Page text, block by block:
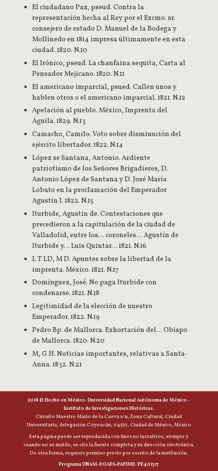
El ciudadano Paz, pseud. Contra la
representación hecha al Rey por el Excmo. sr.
consejero de estado D. Manuel de la Bodega y
Mollinedo en 1814 impresa últimamente en esta
ciudad. 1820. N.10
El Irónico, pseud. La chanfaina sequita, Carta al
Pensador Mejicano. 1820. N.11
El americano imparcial, psued. Callen unos y
hablen otros o el americano imparcial. 1821. N.12
Apelación al pueblo. México, Imprenta del
Águila. 1829. N.13
Camacho, Camilo. Voto sobre disminución del
ejército libertador. 1822. N.14
López se Santana, Antonio. Ardiente
patriotismo de los Señores Brigadieres, D.
Antonio López de Santana y D. José María
Lobato en la proclamación del Emperador
Agustín I. 1822. N.15
Iturbide, Agustín de. Contestaciones que
precedieron a la capitulación de la ciudad de
Valladolid, entre los… coroneles… Agustín de
Iturbide y… Luis Quintar… 1821. N.16
L T LD, M D. Apuntes sobre la libertad de la
imprenta. México. 1821. N.17
Domínguez, José. No paga Iturbide con
condenarse. 1821. N.18
Legitimidad de la elección de nuestro
Emperador. 1822. N.19
Pedro Bp. de Mallorca. Exhortación del… Obispo
de Mallorca. 1820. N.20
M, G H. Noticias importantes, relativas a Santa-
Anna. 1832. N.21
2018 © Hecho en México. Universidad Nacional Autónoma de México -
Instituto de Investigaciones Históricas.
Circuito Maestro Mario de la Cueva s/n, Zona Cultural, Ciudad
Universitaria, delegación Coyoacán, 04510, Ciudad de México, México
Esta página puede ser reproducida con fines no lucrativos, siempre y
cuando no se mutile, se cite la fuente completa y su dirección electrónica.
De otra forma, requiere permiso previo por escrito de la institución.
Programa UNAM-DGAPA-PAPIME: PE401317